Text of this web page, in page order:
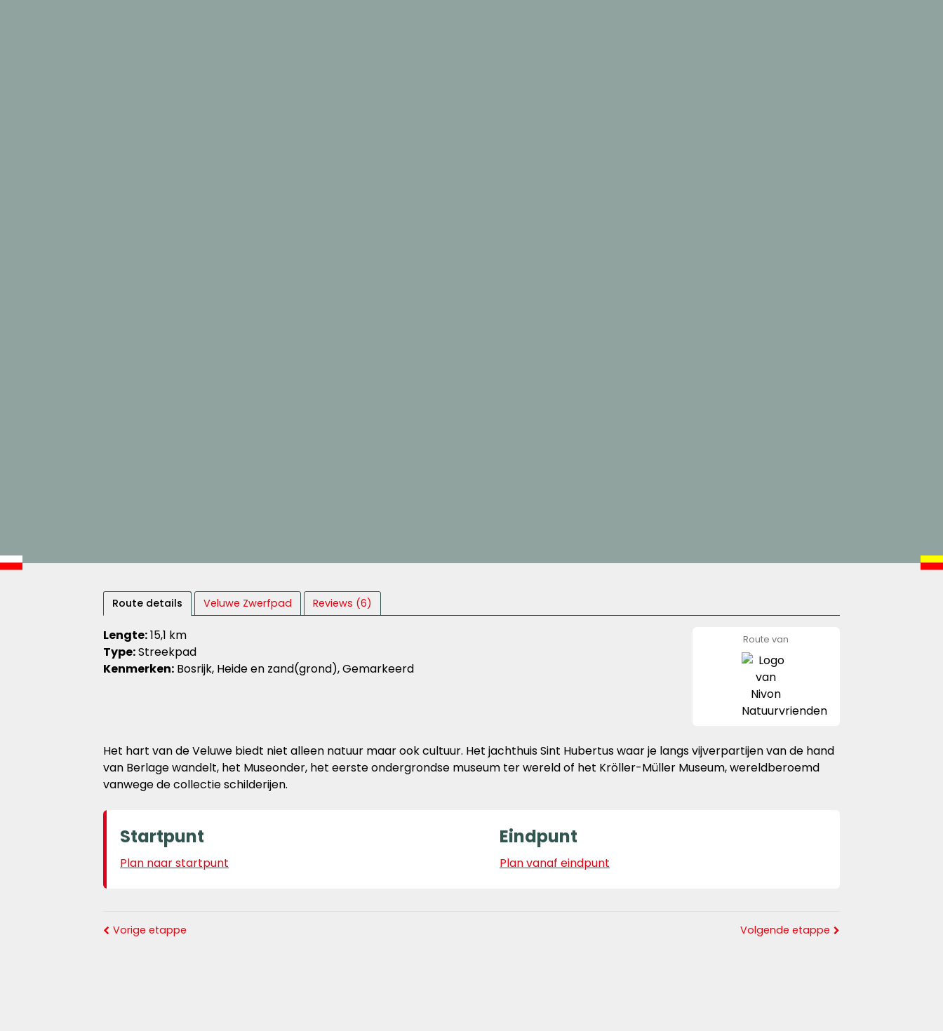
Route details Veluwe Zwerfpad Reviews (6)
Lengte:15,1 km
Type:Streekpad
Kenmerken: Bosrijk, Heide en zand(grond), Gemarkeerd
Route van
Natuurvrienden
Het hart van de Veluwe biedt niet alleen natuur maar ook cultuur. Het jachthuis Sint Hubertus waar je langs vijverpartijen van de hand
van Berlage wandelt, het Museonder, het eerste ondergrondse museum ter wereld of het Kröller-Müller Museum, wereldberoemd
vanwege de collectie schilderijen.
Startpunt
Plan naar startpunt
Eindpunt
Plan vanaf eindpunt
Vorige etappe Volgende etappe